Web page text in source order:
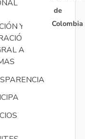
Y
A
de
Colombia